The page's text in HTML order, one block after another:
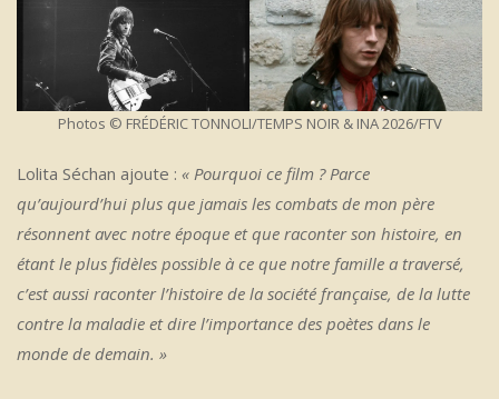
Photos © FRÉDÉRIC TONNOLI/TEMPS NOIR & INA 2026/FTV
Lolita Séchan ajoute : « Pourquoi ce film ? Parce
qu’aujourd’hui plus que jamais les combats de mon père
résonnent avec notre époque et que raconter son histoire, en
étant le plus fidèles possible à ce que notre famille a traversé,
c’est aussi raconter l’histoire de la société française, de la lutte
contre la maladie et dire l’importance des poètes dans le
monde de demain. »